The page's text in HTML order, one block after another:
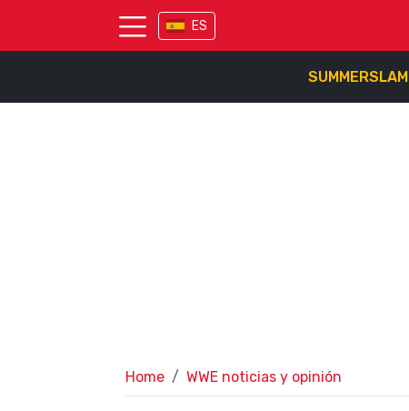
ES
SUMMERSLAM
Home WWE noticias y opinión